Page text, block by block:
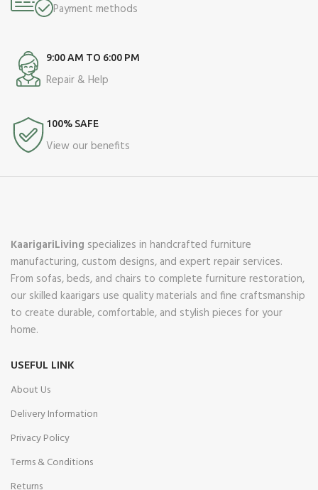
Payment methods
9:00 AM TO 6:00 PM
Repair & Help
100% SAFE
View our benefits
KaarigariLiving specializes in handcrafted furniture
manufacturing, custom designs, and expert repair services.
From sofas, beds, and chairs to complete furniture restoration,
our skilled kaarigars use quality materials and fine craftsmanship
to create durable, comfortable, and stylish pieces for your
home.
USEFUL LINK
About Us
Delivery Information
Privacy Policy
Terms & Conditions